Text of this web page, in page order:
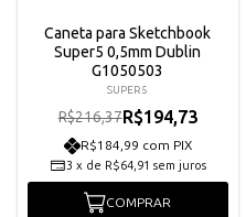
Caneta para Sketchbook
Super5 0,5mm Dublin
G1050503
SUPER5
R$216,37R$194,73
R$184,99 com PIX
3 x de R$64,91 sem juros
COMPRAR